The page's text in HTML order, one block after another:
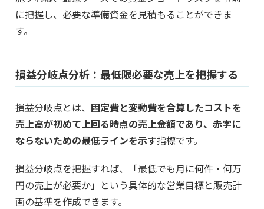
に把握し、必要な準備資金を見積もることができま
す。
損益分岐点分析：最低限必要な売上を把握する
損益分岐点とは、 固定費と変動費を合算したコストを
売上高が初めて上回る時点の売上金額であり、赤字に
ならないための最低ラインを示す指標です。
損益分岐点を把握すれば、「最低でも月に何件・何万
円の売上が必要か」という具体的な営業目標と販売計
画の基準を作成できます。